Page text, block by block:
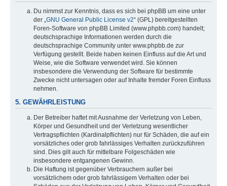
Du nimmst zur Kenntnis, dass es sich bei phpBB um eine unter
der „ GNU General Public License v2“ (GPL) bereitgestellten
Foren-Software von phpBB Limited (www.phpbb.com) handelt;
deutschsprachige Informationen werden durch die
deutschsprachige Community unter www.phpbb.de zur
Verfügung gestellt. Beide haben keinen Einfluss auf die Art und
Weise, wie die Software verwendet wird. Sie können
insbesondere die Verwendung der Software für bestimmte
Zwecke nicht untersagen oder auf Inhalte fremder Foren Einfluss
nehmen.
5. GEWÄHRLEISTUNG
Der Betreiber haftet mit Ausnahme der Verletzung von Leben,
Körper und Gesundheit und der Verletzung wesentlicher
Vertragspflichten (Kardinalpflichten) nur für Schäden, die auf ein
vorsätzliches oder grob fahrlässiges Verhalten zurückzuführen
sind. Dies gilt auch für mittelbare Folgeschäden wie
insbesondere entgangenen Gewinn.
Die Haftung ist gegenüber Verbrauchern außer bei
vorsätzlichem oder grob fahrlässigem Verhalten oder bei